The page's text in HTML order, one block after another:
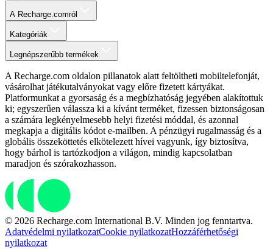
A Recharge.comról
Kategóriák
Legnépszerűbb termékek
A Recharge.com oldalon pillanatok alatt feltöltheti mobiltelefonját,
vásárolhat játékutalványokat vagy előre fizetett kártyákat.
Platformunkat a gyorsaság és a megbízhatóság jegyében alakítottuk
ki; egyszerűen válassza ki a kívánt terméket, fizessen biztonságosan
a számára legkényelmesebb helyi fizetési móddal, és azonnal
megkapja a digitális kódot e-mailben. A pénzügyi rugalmasság és a
globális összeköttetés elkötelezett hívei vagyunk, így biztosítva,
hogy bárhol is tartózkodjon a világon, mindig kapcsolatban
maradjon és szórakozhasson.
© 2026 Recharge.com International B.V. Minden jog fenntartva.
Adatvédelmi nyilatkozatCookie nyilatkozatHozzáférhetőségi
nyilatkozat